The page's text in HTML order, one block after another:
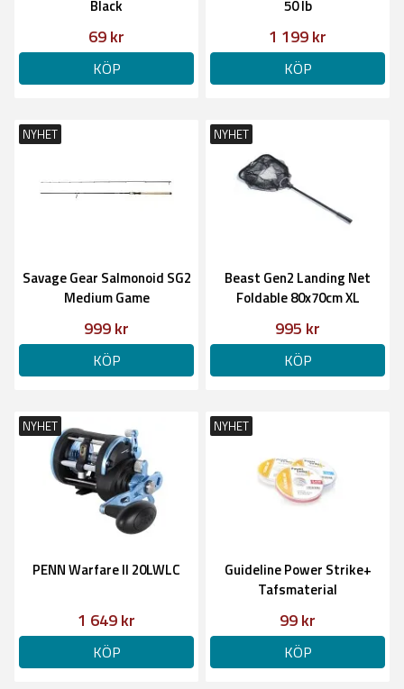
Black
69 kr
KÖP
50 lb
1 199 kr
KÖP
NYHET
Savage Gear Salmonoid SG2
Medium Game
999 kr
KÖP
NYHET
Beast Gen2 Landing Net
Foldable 80x70cm XL
995 kr
KÖP
NYHET
PENN Warfare II 20LWLC
1 649 kr
KÖP
NYHET
Guideline Power Strike+
Tafsmaterial
99 kr
KÖP